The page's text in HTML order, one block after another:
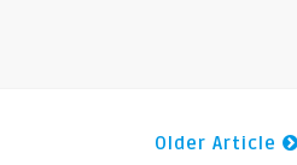
Older Article